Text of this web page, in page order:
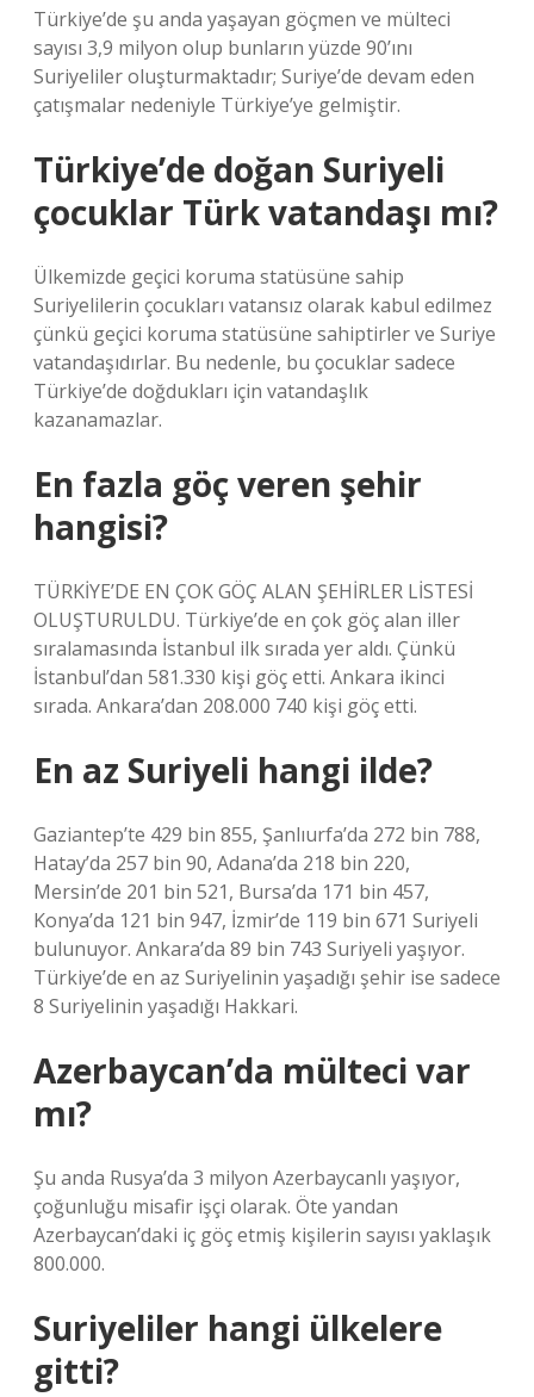
Türkiye’de şu anda yaşayan göçmen ve mülteci
sayısı 3,9 milyon olup bunların yüzde 90’ını
Suriyeliler oluşturmaktadır; Suriye’de devam eden
çatışmalar nedeniyle Türkiye’ye gelmiştir.
Türkiye’de doğan Suriyeli
çocuklar Türk vatandaşı mı?
Ülkemizde geçici koruma statüsüne sahip
Suriyelilerin çocukları vatansız olarak kabul edilmez
çünkü geçici koruma statüsüne sahiptirler ve Suriye
vatandaşıdırlar. Bu nedenle, bu çocuklar sadece
Türkiye’de doğdukları için vatandaşlık
kazanamazlar.
En fazla göç veren şehir
hangisi?
TÜRKİYE’DE EN ÇOK GÖÇ ALAN ŞEHİRLER LİSTESİ
OLUŞTURULDU. Türkiye’de en çok göç alan iller
sıralamasında İstanbul ilk sırada yer aldı. Çünkü
İstanbul’dan 581.330 kişi göç etti. Ankara ikinci
sırada. Ankara’dan 208.000 740 kişi göç etti.
En az Suriyeli hangi ilde?
Gaziantep’te 429 bin 855, Şanlıurfa’da 272 bin 788,
Hatay’da 257 bin 90, Adana’da 218 bin 220,
Mersin’de 201 bin 521, Bursa’da 171 bin 457,
Konya’da 121 bin 947, İzmir’de 119 bin 671 Suriyeli
bulunuyor. Ankara’da 89 bin 743 Suriyeli yaşıyor.
Türkiye’de en az Suriyelinin yaşadığı şehir ise sadece
8 Suriyelinin yaşadığı Hakkari.
Azerbaycan’da mülteci var
mı?
Şu anda Rusya’da 3 milyon Azerbaycanlı yaşıyor,
çoğunluğu misafir işçi olarak. Öte yandan
Azerbaycan’daki iç göç etmiş kişilerin sayısı yaklaşık
800.000.
Suriyeliler hangi ülkelere
gitti?